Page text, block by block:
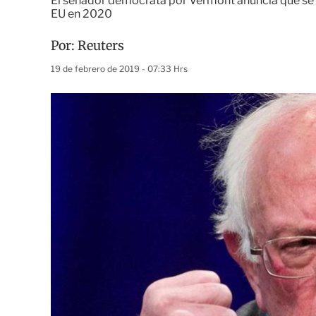
EU en 2020
Por: Reuters
19 de febrero de 2019 - 07:33 Hrs